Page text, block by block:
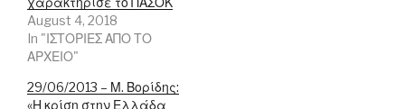
d
o
w
)
d
o
w
)
o
)
August 4, 2018
In "ΙΣΤΟΡΙΕΣ ΑΠΟ ΤΟ
ΑΡΧΕΙΟ"
29/06/2013 – Μ. Βορίδης:
«Η κρίση στην Ελλάδα